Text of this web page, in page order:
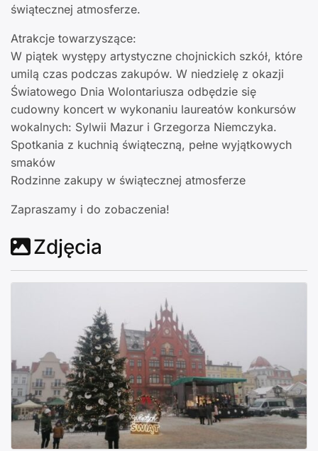
świątecznej atmosferze.
Atrakcje towarzyszące:
W piątek występy artystyczne chojnickich szkół, które
umilą czas podczas zakupów. W niedzielę z okazji
Światowego Dnia Wolontariusza odbędzie się
cudowny koncert w wykonaniu laureatów konkursów
wokalnych: Sylwii Mazur i Grzegorza Niemczyka.
Spotkania z kuchnią świąteczną, pełne wyjątkowych
smaków
Rodzinne zakupy w świątecznej atmosferze
Zapraszamy i do zobaczenia!
Zdjęcia